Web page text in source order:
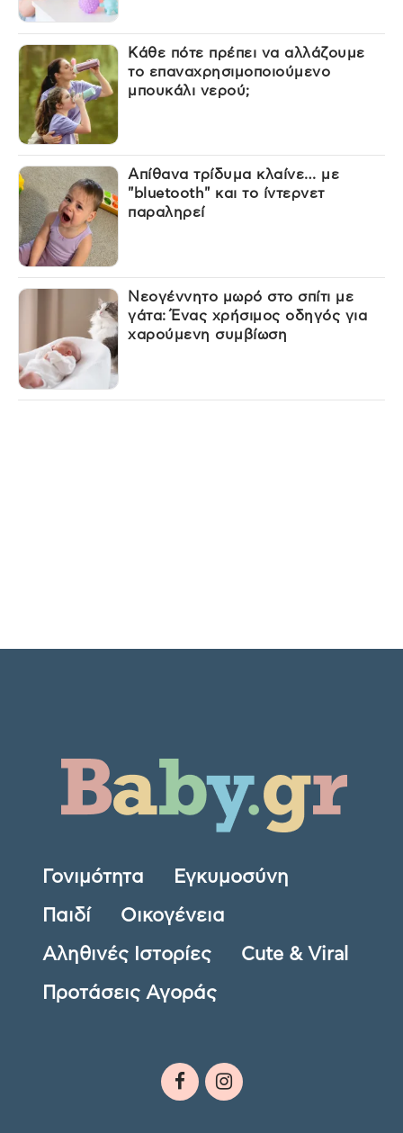
Κάθε πότε πρέπει να αλλάζουμε
το επαναχρησιμοποιούμενο
μπουκάλι νερού;
Απίθανα τρίδυμα κλαίνε… με
"bluetooth" και το ίντερνετ
παραληρεί
Νεογέννητο μωρό στο σπίτι με
γάτα: Ένας χρήσιμος οδηγός για
χαρούμενη συμβίωση
Γονιμότητα Εγκυμοσύνη
Παιδί Οικογένεια
Αληθινές Ιστορίες Cute & Viral
Προτάσεις Αγοράς